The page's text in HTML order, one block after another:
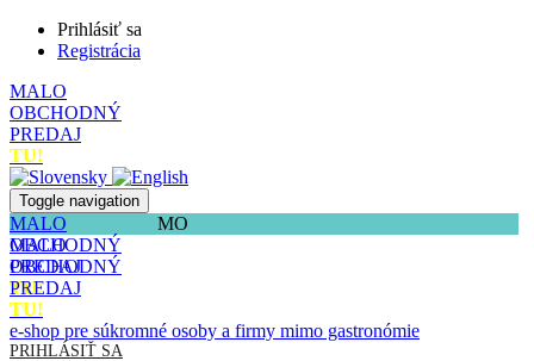
Prihlásiť sa
Registrácia
MALO
OBCHODNÝ
PREDAJ
TU!
Toggle navigation
MALO
OBCHODNÝ
PREDAJ
TU!
MO
MALO
OBCHODNÝ
PREDAJ
TU!
e-shop pre súkromné osoby a firmy mimo gastronómie
PRIHLÁSIŤ SA